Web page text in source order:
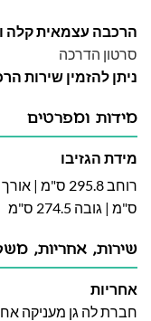
הרכבה עצמאית קלה
סרטון הדרכה
ניתן להזמין שירות
מידות ומפרטים
מידת הגזיבו
ס"מ | גובה 274.5 ס"מ
שירות, אחריות,
אחריות